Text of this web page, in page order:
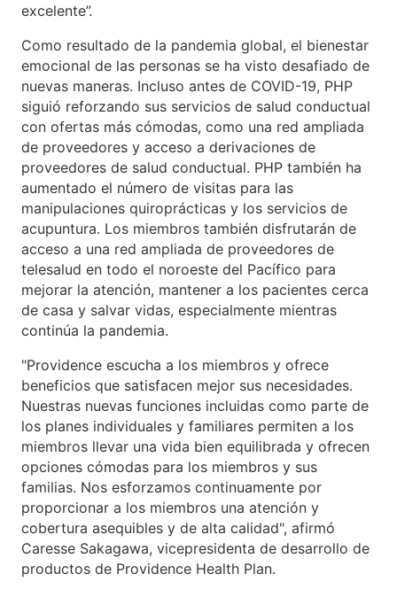
excelente”.
Como resultado de la pandemia global, el bienestar
emocional de las personas se ha visto desafiado de
nuevas maneras. Incluso antes de COVID-19, PHP
siguió reforzando sus servicios de salud conductual
con ofertas más cómodas, como una red ampliada
de proveedores y acceso a derivaciones de
proveedores de salud conductual. PHP también ha
aumentado el número de visitas para las
manipulaciones quiroprácticas y los servicios de
acupuntura. Los miembros también disfrutarán de
acceso a una red ampliada de proveedores de
telesalud en todo el noroeste del Pacífico para
mejorar la atención, mantener a los pacientes cerca
de casa y salvar vidas, especialmente mientras
continúa la pandemia.
"Providence escucha a los miembros y ofrece
beneficios que satisfacen mejor sus necesidades.
Nuestras nuevas funciones incluidas como parte de
los planes individuales y familiares permiten a los
miembros llevar una vida bien equilibrada y ofrecen
opciones cómodas para los miembros y sus
familias. Nos esforzamos continuamente por
proporcionar a los miembros una atención y
cobertura asequibles y de alta calidad", afirmó
Caresse Sakagawa, vicepresidenta de desarrollo de
productos de Providence Health Plan.